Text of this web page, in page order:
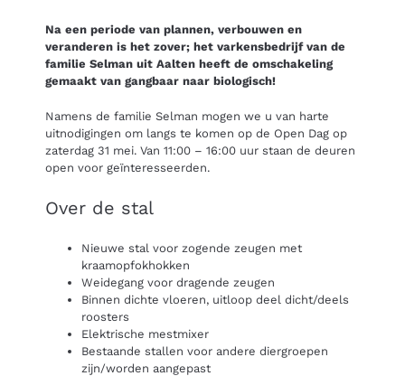
Na een periode van plannen, verbouwen en
veranderen is het zover; het varkensbedrijf van de
familie Selman uit Aalten heeft de omschakeling
gemaakt van gangbaar naar biologisch!
Namens de familie Selman mogen we u van harte
uitnodigingen om langs te komen op de Open Dag op
zaterdag 31 mei. Van 11:00 – 16:00 uur staan de deuren
open voor geïnteresseerden.
Over de stal
Nieuwe stal voor zogende zeugen met
kraamopfokhokken
Weidegang voor dragende zeugen
Binnen dichte vloeren, uitloop deel dicht/deels
roosters
Elektrische mestmixer
Bestaande stallen voor andere diergroepen
zijn/worden aangepast